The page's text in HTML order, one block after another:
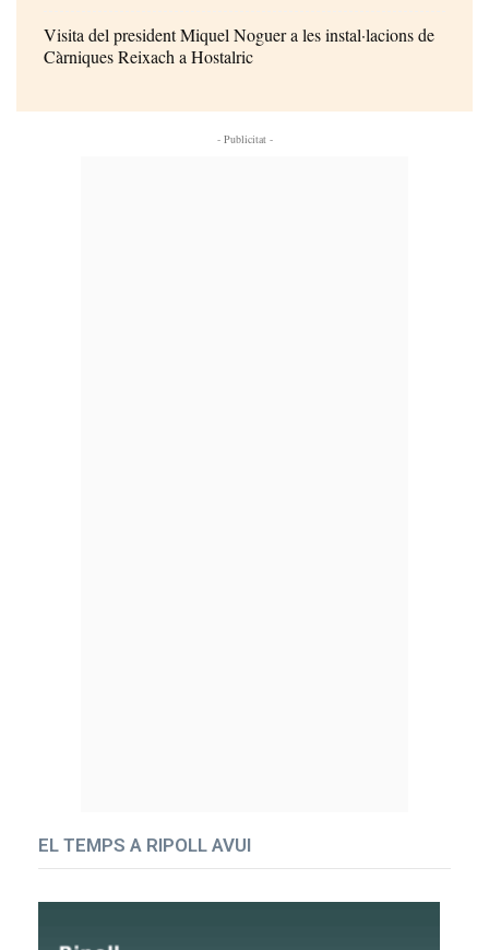
Visita del president Miquel Noguer a les instal·lacions de
Càrniques Reixach a Hostalric
- Publicitat -
EL TEMPS A RIPOLL AVUI